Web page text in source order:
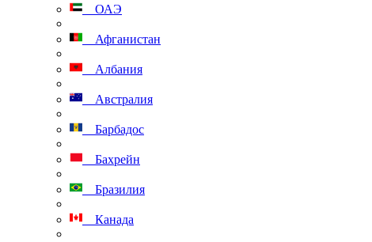
ОАЭ
Афганистан
Албания
Австралия
Барбадос
Бахрейн
Бразилия
Канада